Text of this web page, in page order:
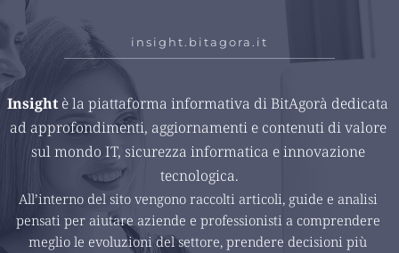
insight.bitagora.it
Insight è la piattaforma informativa di BitAgorà dedicata
ad approfondimenti, aggiornamenti e contenuti di valore
sul mondo IT, sicurezza informatica e innovazione
tecnologica.
All’interno del sito vengono raccolti articoli, guide e analisi
pensati per aiutare aziende e professionisti a comprendere
meglio le evoluzioni del settore, prendere decisioni più